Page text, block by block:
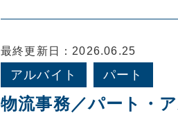
最終更新日：2026.06.25
アルバイト パート
物流事務／パート・